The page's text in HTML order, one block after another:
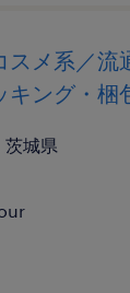
スメ系／流
キング・梱
茨城県